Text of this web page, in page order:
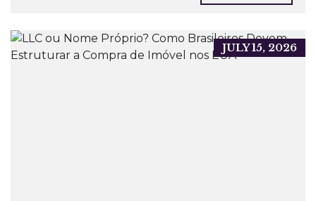
JULY 15, 2026